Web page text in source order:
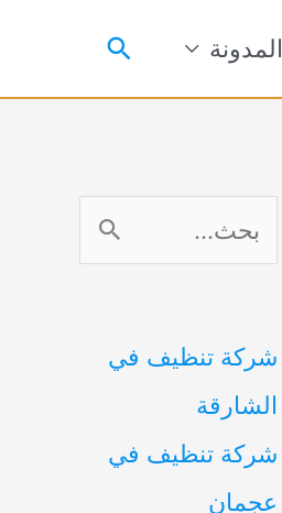
المدونة البحث
ل
ح
ث
ع
شركة تنظيف في
الشارقة
شركة تنظيف في
عجمان